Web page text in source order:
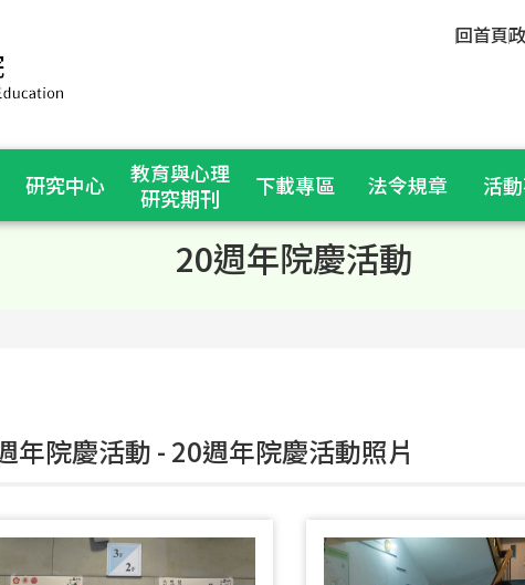
回首頁
研究中心
教育與心理
研究期刊
下載專區 法令規章 活
20週年院慶活動
年院慶活動 - 20週年院慶活動照片